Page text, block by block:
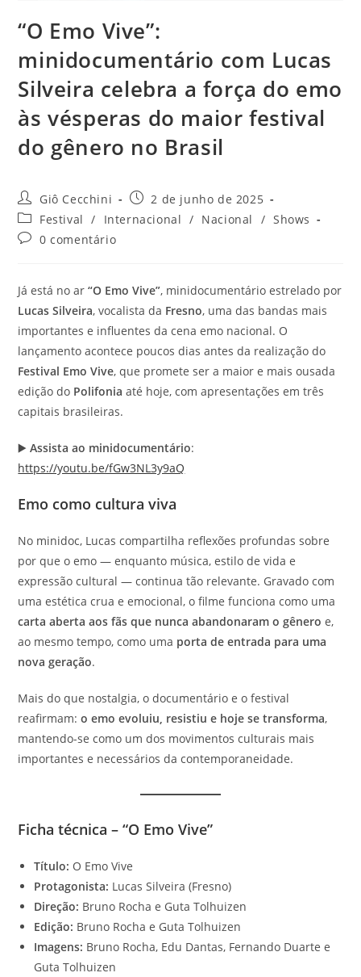
“O Emo Vive”:
minidocumentário com Lucas
Silveira celebra a força do emo
às vésperas do maior festival
do gênero no Brasil
Autor
do
post:
Giô Cecchini
Post
publicado:
2 de junho de 2025
Categoria
do
post:
Festival / Internacional / Nacional / Shows
Comentários
0 comentário
Já está no ar“O Emo Vive”, minidocumentário estrelado por
Lucas Silveira, vocalista da Fresno, uma das bandas mais
importantes e influentes da cena emo nacional. O
lançamento acontece poucos dias antes da realização do
Festival Emo Vive, que promete ser a maior e mais ousada
edição do Polifonia até hoje, com apresentações em três
capitais brasileiras.
▶️Assista ao minidocumentário:
https://youtu.be/fGw3NL3y9aQ
Emo como cultura viva
No minidoc, Lucas compartilha reflexões profundas sobre
por que o emo — enquanto música, estilo de vida e
expressão cultural — continua tão relevante. Gravado com
uma estética crua e emocional, o filme funciona como uma
carta aberta aos fãs que nunca abandonaram o gênero e,
ao mesmo tempo, como uma porta de entrada para uma
nova geração.
Mais do que nostalgia, o documentário e o festival
reafirmam:o emo evoluiu, resistiu e hoje se transforma,
mantendo-se como um dos movimentos culturais mais
importantes e necessários da contemporaneidade.
Ficha técnica – “O Emo Vive”
Título: O Emo Vive
Protagonista: Lucas Silveira (Fresno)
Direção: Bruno Rocha e Guta Tolhuizen
Edição: Bruno Rocha e Guta Tolhuizen
Imagens: Bruno Rocha, Edu Dantas, Fernando Duarte e
Guta Tolhuizen